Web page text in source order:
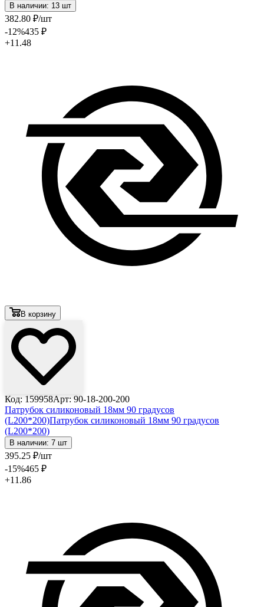
В наличии: 13 шт
382.80 ₽/шт
-12%435 ₽
+11.48
В корзину
Код: 159958Арт: 90-18-200-200
Патрубок силиконовый 18мм 90 градусов
(L200*200)Патрубок силиконовый 18мм 90 градусов
(L200*200)
В наличии: 7 шт
395.25 ₽/шт
-15%465 ₽
+11.86